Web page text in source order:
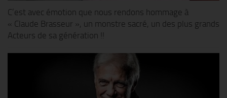
C’est avec émotion que nous rendons hommage à
« Claude Brasseur », un monstre sacré, un des plus grands
Acteurs de sa génération !!